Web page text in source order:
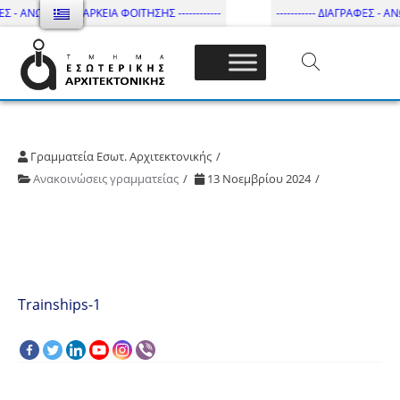
- ΑΝΩΤΑΤΗ ΔΙΑΡΚΕΙΑ ΦΟΙΤΗΣΗΣ ------------ ----------- ΔΙΑΓΡΑΦΕΣ -
Τμήμα Εσωτ. Αρχιτεκτονικής – ΔΙ.ΠΑ.Ε
Γραμματεία Εσωτ. Αρχιτεκτονικής
Ανακοινώσεις γραμματείας
13 Νοεμβρίου 2024
Trainships-1